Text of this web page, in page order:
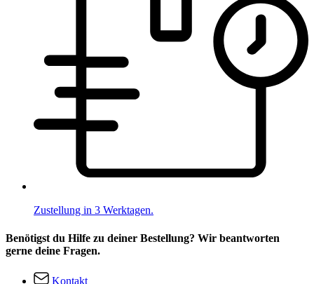
Zustellung in 3 Werktagen.
Benötigst du Hilfe zu deiner Bestellung? Wir beantworten
gerne deine Fragen.
Kontakt